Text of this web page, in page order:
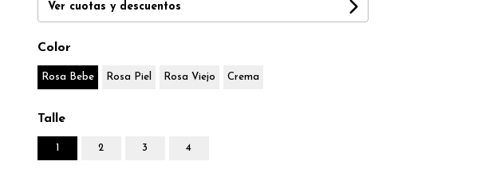
Ver cuotas y descuentos
Color
Rosa Bebe Rosa Piel Rosa Viejo Crema
Talle
1 2 3 4